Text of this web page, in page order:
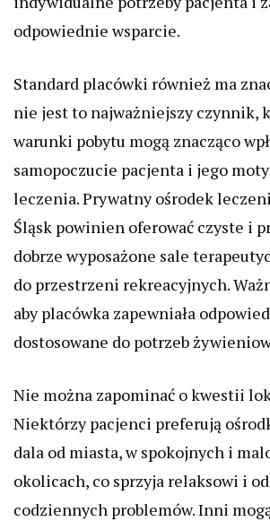
odpowiednie wsparcie.
Standard placówki również ma
nie jest to najważniejszy czynnik,
warunki pobytu mogą znacząco
samopoczucie pacjenta i jego
leczenia. Prywatny ośrodek
Śląsk powinien oferować czyste i
dobrze wyposażone sale
do przestrzeni rekreacyjnych.
aby placówka zapewniała
dostosowane do potrzeb
Nie można zapominać o kwestii
Niektórzy pacjenci preferują
dala od miasta, w spokojnych i
okolicach, co sprzyja relaksowi i
codziennych problemów. Inni